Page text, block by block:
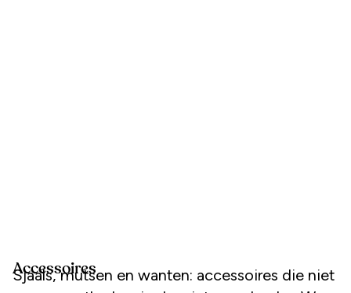
Accessoires
Sjaals, mutsen en wanten: accessoires die niet